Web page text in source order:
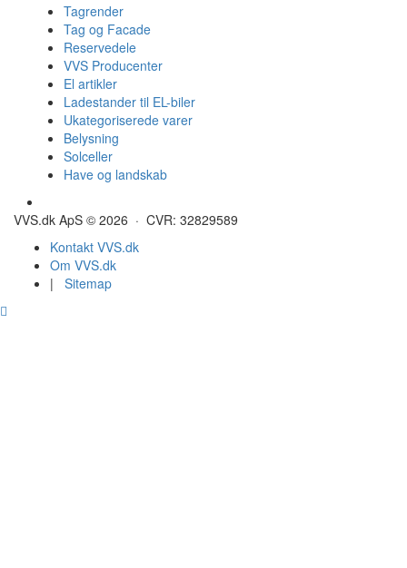
Tagrender
Tag og Facade
Reservedele
VVS Producenter
El artikler
Ladestander til EL-biler
Ukategoriserede varer
Belysning
Solceller
Have og landskab
VVS.dk ApS © 2026 · CVR: 32829589
Kontakt VVS.dk
Om VVS.dk
| Sitemap